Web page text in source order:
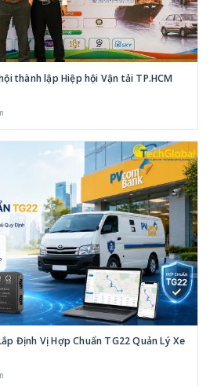
thành lập Hiệp hội Vận tải TP.HCM
Định Vị Hợp Chuẩn TG22 Quản Lý Xe